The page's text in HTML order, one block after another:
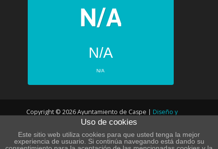
N/A
N/A
N/A N/A
N/A N/A
Copyright © 2026 Ayuntamiento de Caspe | Diseño y
desarrollo web
Uso de cookies
Este sitio web utiliza cookies para que usted tenga la mejor
experiencia de usuario. Si continúa navegando está dando su